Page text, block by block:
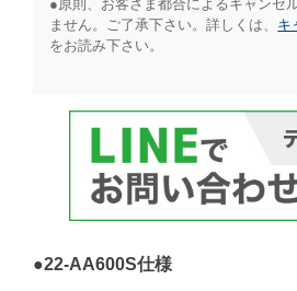
●原則、お客さま都合によるキャンセ
ません。ご了承下さい。詳しくは、 キ
をお読み下さい。​
●22-AA600S仕様